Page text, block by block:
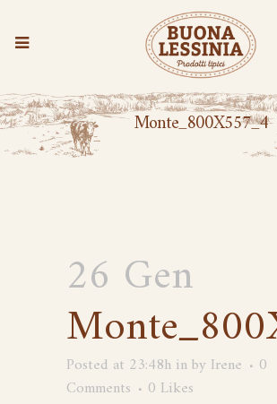
Monte_800X557_4
26 Gen
Posted at 23:48h inby Irene
0
Comments
0 Likes